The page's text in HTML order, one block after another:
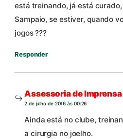
está treinando, já está
Sampaio, se estiver, quando
jogos ???
Responder
Assessoria de Imprensa
2 de julho de 2016 às 00:26
Ainda está no clube,
a cirurgia no joelho.